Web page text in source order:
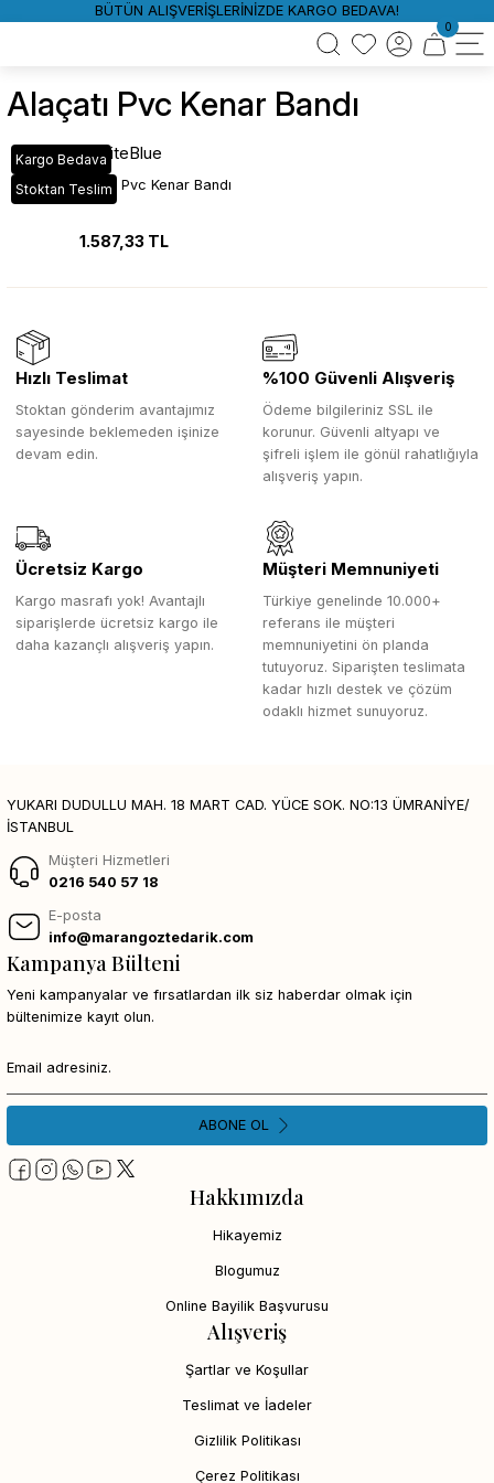
BÜTÜN ALIŞVERİŞLERİNİZDE KARGO BEDAVA!
0
Alaçatı Pvc Kenar Bandı
Kargo Bedava
Stoktan Teslim
WhiteBlue
YT_602 Alaçatı Pvc Kenar Bandı
1.587,33 TL
Hızlı Teslimat
Stoktan gönderim avantajımız
sayesinde beklemeden işinize
devam edin.
%100 Güvenli Alışveriş
Ödeme bilgileriniz SSL ile
korunur. Güvenli altyapı ve
şifreli işlem ile gönül rahatlığıyla
alışveriş yapın.
Ücretsiz Kargo
Kargo masrafı yok! Avantajlı
siparişlerde ücretsiz kargo ile
daha kazançlı alışveriş yapın.
Müşteri Memnuniyeti
Türkiye genelinde 10.000+
referans ile müşteri
memnuniyetini ön planda
tutuyoruz. Siparişten teslimata
kadar hızlı destek ve çözüm
odaklı hizmet sunuyoruz.
YUKARI DUDULLU MAH. 18 MART CAD. YÜCE SOK. NO:13 ÜMRANİYE/
İSTANBUL
Müşteri Hizmetleri
0216 540 57 18
E-posta
info@marangoztedarik.com
Hakkımızda
Hikayemiz
Blogumuz
Online Bayilik Başvurusu
Alışveriş
Şartlar ve Koşullar
Teslimat ve İadeler
Gizlilik Politikası
Çerez Politikası
Kampanya Bülteni
Yeni kampanyalar ve fırsatlardan ilk siz haberdar olmak için
bültenimize kayıt olun.
ABONE OL